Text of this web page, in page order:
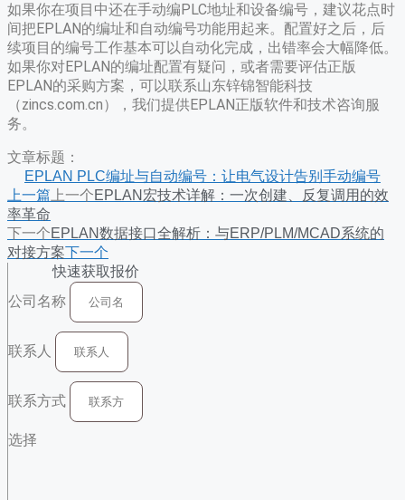
如果你在项目中还在手动编PLC地址和设备编号，建议花点时
间把EPLAN的编址和自动编号功能用起来。配置好之后，后
续项目的编号工作基本可以自动化完成，出错率会大幅降低。
如果你对EPLAN的编址配置有疑问，或者需要评估正版
EPLAN的采购方案，可以联系山东锌锦智能科技
（zincs.com.cn），我们提供EPLAN正版软件和技术咨询服
务。
文章标题：
EPLAN PLC编址与自动编号：让电气设计告别手动编号
上一篇 上一个EPLAN宏技术详解：一次创建、反复调用的效
率革命
下一个EPLAN数据接口全解析：与ERP/PLM/MCAD系统的
对接方案下一个
快速获取报价
公司名称
联系人
联系方式
选择